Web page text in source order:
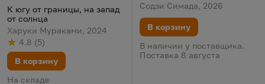
К югу от границы, на запад
от солнца
Харуки Мураками, 2024
Рейтинг
4.8
из 5 (
по результату
5
голосов )
В корзину
На складе
Содзи Симада, 2026
В корзину
В наличии у поставщика.
Поставка 8 августа